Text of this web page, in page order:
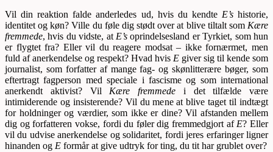
Vil din reaktion falde anderledes ud, hvis du kendte E’shistorie,
identitet og køn? Ville du føle dig stødt over at blive tiltalt som Kære
fremmede, hvis du vidste, at E’s oprindelsesland er Tyrkiet, som hun
er flygtet fra? Eller vil du reagere modsat – ikke fornærmet, men
fuld af anerkendelse og respekt? Hvad hvis E giver sig til kende som
journalist, som forfatter af mange fag- og skønlitterære bøger, som
eftertragt fagperson med speciale i fascisme og som international
anerkendt aktivist? Vil Kære fremmede i det tilfælde være
intimiderende og insisterende? Vil du mene at blive taget til indtægt
for holdninger og værdier, som ikke er dine? Vil afstanden mellem
dig og forfatteren vokse, fordi du føler dig fremmedgjort af E? Eller
vil du udvise anerkendelse og solidaritet, fordi jeres erfaringer ligner
hinanden og E formår at give udtryk for ting, du tit har grublet over?